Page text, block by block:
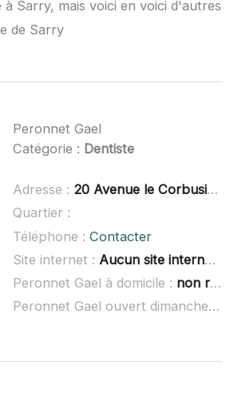
à Sarry, mais voici en voici d'autres
de Sarry
Peronnet Gael
Catégorie : Dentiste
Adresse : 20 Avenue le Corbusier, 51470 Saint-Memmie
Quartier :
Téléphone : Contacter
Site internet : Aucun site internet connu
Peronnet Gael à domicile : non renseigné
Peronnet Gael ouvert dimanche :